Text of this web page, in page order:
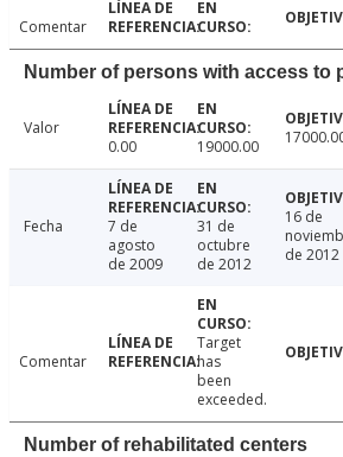
Comentar
Number of persons with access to
Valor
0.00
19000.00
Fecha
7 de
agosto
de 2009
31 de
octubre
de 2012
16 de
de 2012
Comentar
Target
has
been
exceeded.
Number of rehabilitated centers